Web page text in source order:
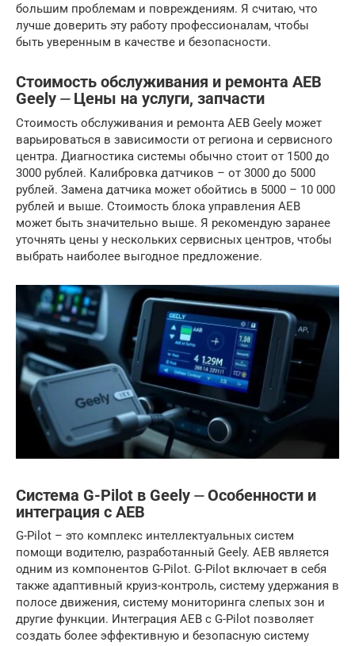
большим проблемам и повреждениям. Я считаю, что
лучше доверить эту работу профессионалам, чтобы
быть уверенным в качестве и безопасности.
Стоимость обслуживания и ремонта AEB
Geely ⏤ Цены на услуги, запчасти
Стоимость обслуживания и ремонта AEB Geely может
варьироваться в зависимости от региона и сервисного
центра. Диагностика системы обычно стоит от 1500 до
3000 рублей. Калибровка датчиков – от 3000 до 5000
рублей. Замена датчика может обойтись в 5000 – 10 000
рублей и выше. Стоимость блока управления AEB
может быть значительно выше. Я рекомендую заранее
уточнять цены у нескольких сервисных центров, чтобы
выбрать наиболее выгодное предложение.
Система G-Pilot в Geely ⏤ Особенности и
интеграция с AEB
G-Pilot – это комплекс интеллектуальных систем
помощи водителю, разработанный Geely. AEB является
одним из компонентов G-Pilot. G-Pilot включает в себя
также адаптивный круиз-контроль, систему удержания в
полосе движения, систему мониторинга слепых зон и
другие функции. Интеграция AEB с G-Pilot позволяет
создать более эффективную и безопасную систему